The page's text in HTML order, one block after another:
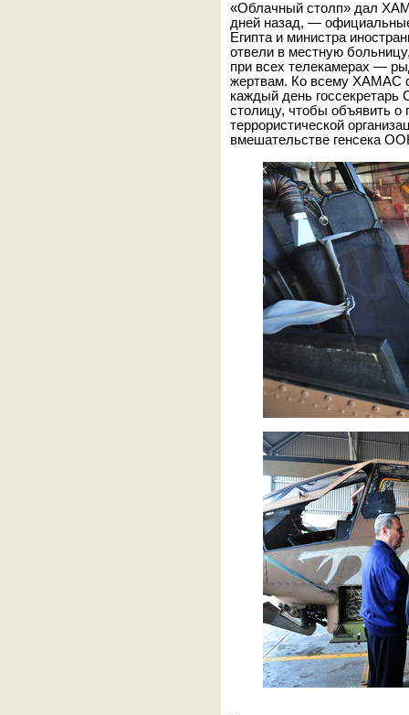
«Облачный столп» дал
дней назад, —
Египта и министра
отвели в местную
при всех телекамерах —
жертвам. Ко всему ХАМАС
каждый день
столицу, чтобы объявить о
террористической
вмешательстве генсека